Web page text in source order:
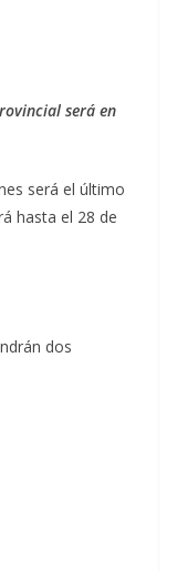
será en
será el último
hasta el 28 de
dos